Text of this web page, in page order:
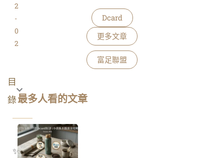
2
-
0
2
目
錄
✨
Dcard
更多文章
富足聯盟
最多人看的文章